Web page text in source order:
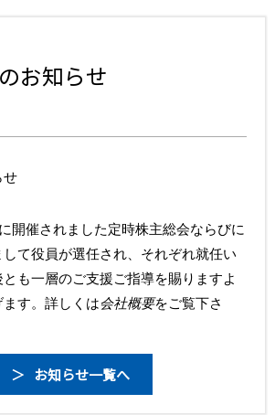
お知らせ
せ
開催されました定時株主総会ならびに
て役員が選任され、それぞれ就任い
も一層のご支援ご指導を賜りますよ
す。詳しくは会社概要をご覧下さ
お知らせ一覧へ